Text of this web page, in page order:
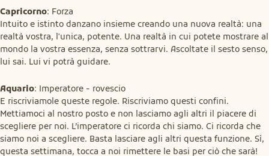
Capricorno: Forza
Intuito e istinto danzano insieme creando una nuova realtà: una
realtà vostra, l'unica, potente. Una realtà in cui potete mostrare al
mondo la vostra essenza, senza sottrarvi. Ascoltate il sesto senso,
lui sai. Lui vi potrà guidare.
Aquario: Imperatore - rovescio
E riscriviamole queste regole. Riscriviamo questi confini.
Mettiamoci al nostro posto e non lasciamo agli altri il piacere di
scegliere per noi. L’imperatore ci ricorda chi siamo. Ci ricorda che
siamo noi a scegliere. Basta lasciare agli altri questa funzione. Sì,
questa settimana, tocca a noi rimettere le basi per ciò che sarà!